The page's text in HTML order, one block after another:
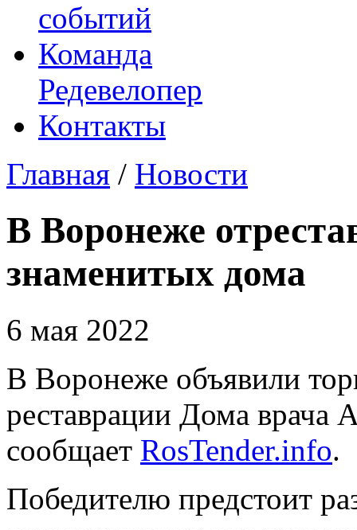
событий
Команда
Редевелопер
Контакты
Главная / Новости
В Воронеже
знаменитых дома
6 мая 2022
В Воронеже объявили
реставрации Дома
сообщает RosTender.info.
Победителю предстоит